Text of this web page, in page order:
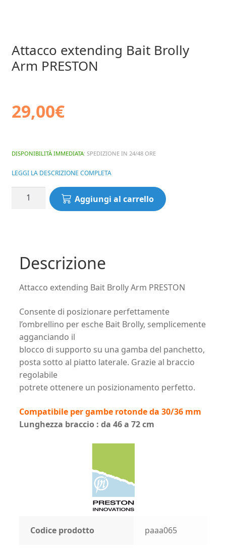
Attacco extending Bait Brolly
Arm PRESTON
29,00€
DISPONIBILITÀ IMMEDIATA: SPEDIZIONE IN 24/48 ORE
LEGGI LA DESCRIZIONE COMPLETA
Attacco
PRESTON
quantità
Aggiungi al carrello
Descrizione
Attacco extending Bait Brolly Arm PRESTON
Consente di posizionare perfettamente
l’ombrellino per esche Bait Brolly, semplicemente
agganciando il
blocco di supporto su una gamba del panchetto,
posta sotto al piatto laterale. Grazie al braccio
regolabile
potrete ottenere un posizionamento perfetto.
Compatibile per gambe rotonde da 30/36 mm
Lunghezza braccio : da 46 a 72 cm
Codice prodotto paaa065